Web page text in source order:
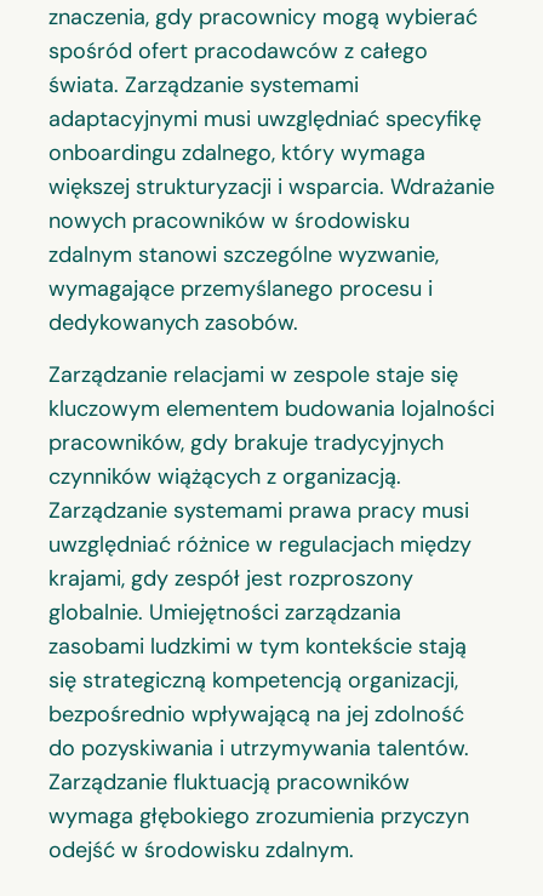
znaczenia, gdy pracownicy mogą wybierać
spośród ofert pracodawców z całego
świata. Zarządzanie systemami
adaptacyjnymi musi uwzględniać specyfikę
onboardingu zdalnego, który wymaga
większej strukturyzacji i wsparcia. Wdrażanie
nowych pracowników w środowisku
zdalnym stanowi szczególne wyzwanie,
wymagające przemyślanego procesu i
dedykowanych zasobów.
Zarządzanie relacjami w zespole staje się
kluczowym elementem budowania lojalności
pracowników, gdy brakuje tradycyjnych
czynników wiążących z organizacją.
Zarządzanie systemami prawa pracy musi
uwzględniać różnice w regulacjach między
krajami, gdy zespół jest rozproszony
globalnie. Umiejętności zarządzania
zasobami ludzkimi w tym kontekście stają
się strategiczną kompetencją organizacji,
bezpośrednio wpływającą na jej zdolność
do pozyskiwania i utrzymywania talentów.
Zarządzanie fluktuacją pracowników
wymaga głębokiego zrozumienia przyczyn
odejść w środowisku zdalnym.